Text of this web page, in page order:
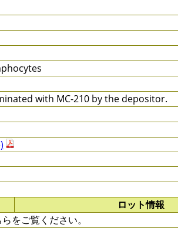
with MC-210 by the depositor.
ロット情報
をご覧ください。